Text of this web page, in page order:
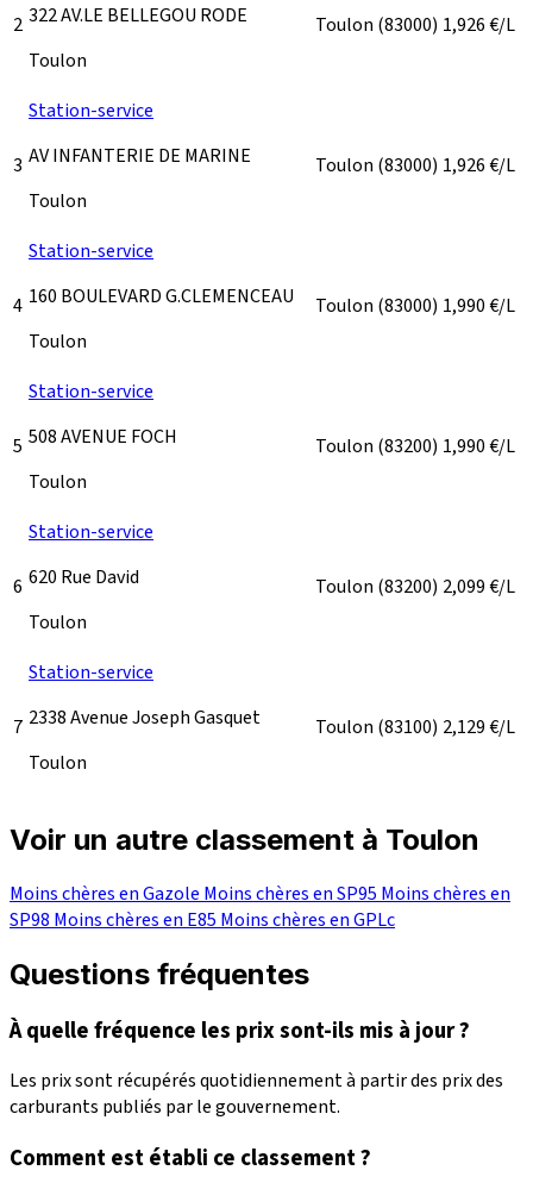
2 322 AV.LE BELLEGOU RODE
Toulon
Toulon (83000) 1,926€/L
3
Station-service
AV INFANTERIE DE MARINE
Toulon
Toulon (83000) 1,926€/L
4
Station-service
160 BOULEVARD G.CLEMENCEAU
Toulon
Toulon (83000) 1,990€/L
5
Station-service
508 AVENUE FOCH
Toulon
Toulon (83200) 1,990€/L
6
Station-service
620 Rue David
Toulon
Toulon (83200) 2,099€/L
7
Station-service
2338 Avenue Joseph Gasquet
Toulon
Toulon (83100) 2,129€/L
Voir un autre classement à Toulon
Moins chères en Gazole Moins chères en SP95 Moins chères en
SP98 Moins chères en E85 Moins chères en GPLc
Questions fréquentes
À quelle fréquence les prix sont-ils mis à jour ?
Les prix sont récupérés quotidiennement à partir des prix des
carburants publiés par le gouvernement.
Comment est établi ce classement ?